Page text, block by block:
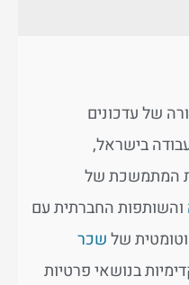
שורה של עדכונים
בישראל,
המתמשכת של
והשותפות החברתית עם
שלשכר
בנושאי פרטיות